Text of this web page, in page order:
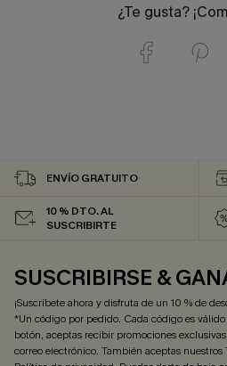
¿Te gusta?
ENVÍO GRATUITO
10 % DTO. AL
SUSCRIBIRTE
SUSCRIBIRSE &
¡Suscríbete ahora y disfruta de un 10 % de
*Un código por pedido. Cada código es
botón, aceptas recibir promociones
correo electrónico. También aceptas nuestros